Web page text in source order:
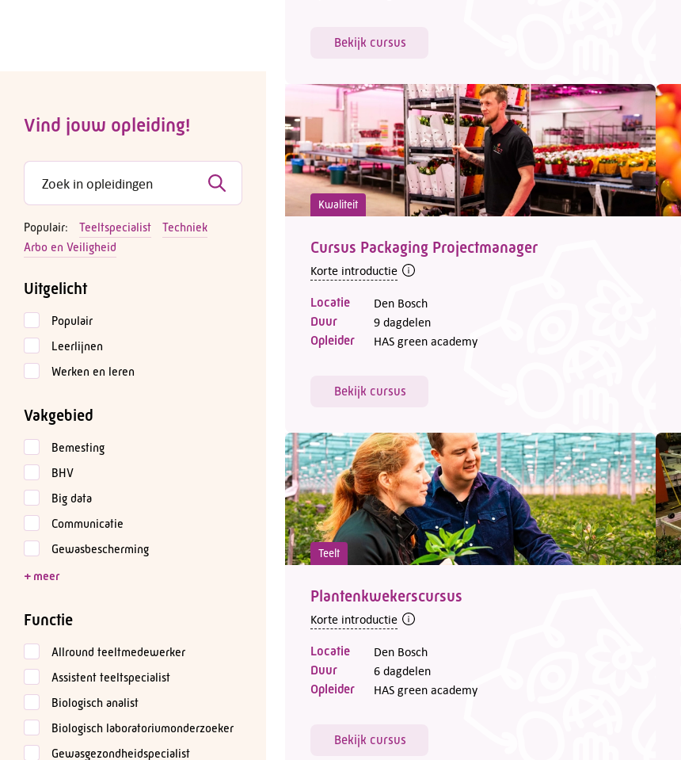
Vind jouw opleiding!
Populair: Teeltspecialist
Techniek
Arbo en Veiligheid
Uitgelicht
Populair
Leerlijnen
Werken en leren
Vakgebied
Bemesting
BHV
Big data
Communicatie
Gewasbescherming
Functie
Allround teeltmedewerker
Assistent teeltspecialist
Biologisch analist
Biologisch laboratoriumonderzoeker
Gewasgezondheidspecialist
Bekijk cursus
Kwaliteit
Cursus Packaging Projectmanager
Korte introductie
Locatie Den Bosch
Duur 9 dagdelen
Opleider HAS green academy
Bekijk cursus
Teelt
Plantenkwekerscursus
Korte introductie
Locatie Den Bosch
Duur 6 dagdelen
Opleider HAS green academy
Bekijk cursus